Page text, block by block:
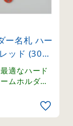
ー名札 ハー
ッド (3010
適なハード
ムホルダー
ーラインナ
管理も容易